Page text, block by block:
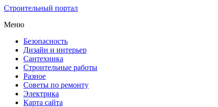
Строительный портал
Меню
Безопасность
Дизайн и интерьер
Сантехника
Строительные работы
Разное
Советы по ремонту
Электрика
Карта сайта